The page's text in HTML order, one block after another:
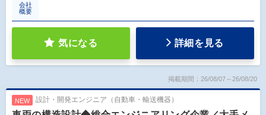
会社
概要
気になる 詳細を見る
掲載期間：26/08/07～26/08/20
NEW 設計・開発エンジニア（自動車・輸送機器）